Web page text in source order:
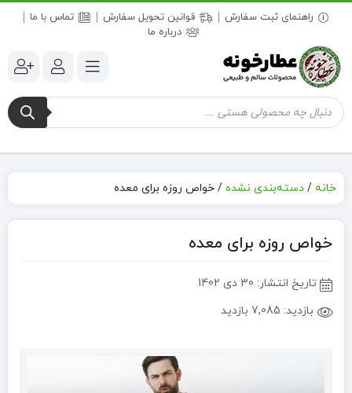
راهنمای ثبت سفارش قوانین تحویل سفارش
تماس با ما
درباره ما
جستجوی
محصولات
خانه / دسته‌بندی نشده / خواص روزه برای معده
خواص روزه برای معده
تاریخ انتشار: 30 دی 1402
بازدید: 7,085 بازدید